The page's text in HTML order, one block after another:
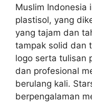
Muslim Indonesia
plastisol, yang
yang tajam dan
tampak solid dan
logo serta tulisan
dan profesional
berulang kali.
berpengalaman